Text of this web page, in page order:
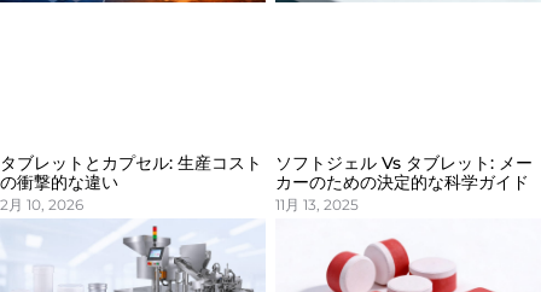
タブレットとカプセル: 生産コスト
の衝撃的な違い
2月 10, 2026
ソフトジェル Vs タブレット: メー
カーのための決定的な科学ガイド
11月 13, 2025